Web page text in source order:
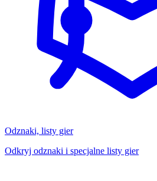
Odznaki, listy gier
Odkryj odznaki i specjalne listy gier